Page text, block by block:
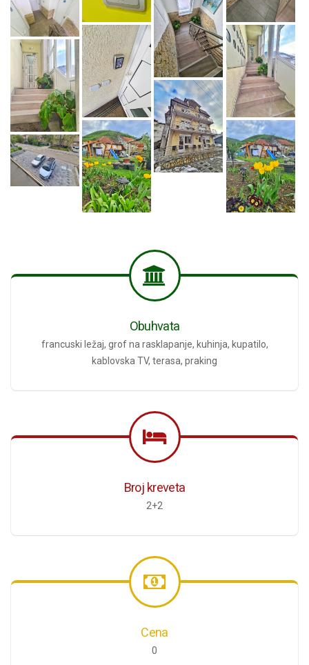
Obuhvata
francuski ležaj, grof na rasklapanje, kuhinja, kupatilo,
kablovska TV, terasa, praking
Broj kreveta
2+2
Cena
0